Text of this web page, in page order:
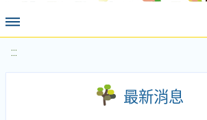
:::
最新消息